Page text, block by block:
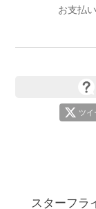
お支払
ツイ
スターフラ